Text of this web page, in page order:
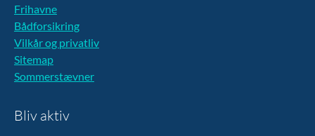
Frihavne
Bådforsikring
Vilkår og privatliv
Sitemap
Sommerstævner
Bliv aktiv